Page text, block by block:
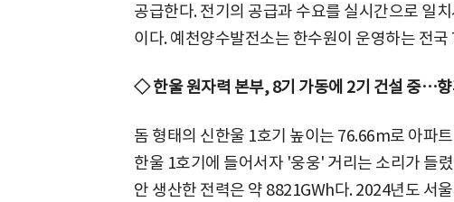
공급한다. 전기의 공급과 수요를 실시간으로 일
이다. 예천양수발전소는 한수원이 운영하는 전
◇ 한울 원자력 본부, 8기 가동에 2기 건설 중…
돔 형태의 신한울 1호기 높이는 76.66m로 아파
한울 1호기에 들어서자 '웅웅' 거리는 소리가 들
안 생산한 전력은 약 8821GWh다. 2024년도 서